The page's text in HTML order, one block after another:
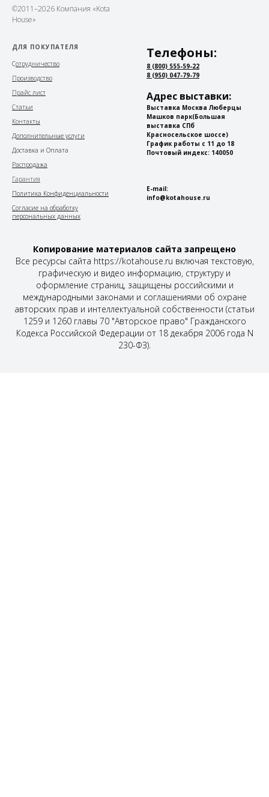
©2011–2026 Компания «Kota
House»
ДЛЯ ПОКУПАТЕЛЯ
Сотрудничество
Производство
Прайс лист
Статьи
Контакты
Дополнительные услуги
Доставка и Оплата
Распродажа
Гарантия
Политика Конфиденциальности
Согласие на обработку
персональных данных
Телефоны:
8 (800) 555-59-22
8 (950) 047-79-79
Адрес выставки:
Выставка Москва Люберцы
Машков парк(Большая
выставка СПб
Красносельское шоссе)
График работы с 11 до 18
Почтовый индекс: 140050
E-mail:
info@kotahouse.ru
Копирование материалов сайта запрещено
Все ресурсы сайта https://kotahouse.ru включая текстовую,
графическую и видео информацию, структуру и
оформление страниц, защищены российскими и
международными законами и соглашениями об охране
авторских прав и интеллектуальной собственности (статьи
1259 и 1260 главы 70 "Авторское право" Гражданского
Кодекса Российской Федерации от 18 декабря 2006 года N
230-ФЗ).